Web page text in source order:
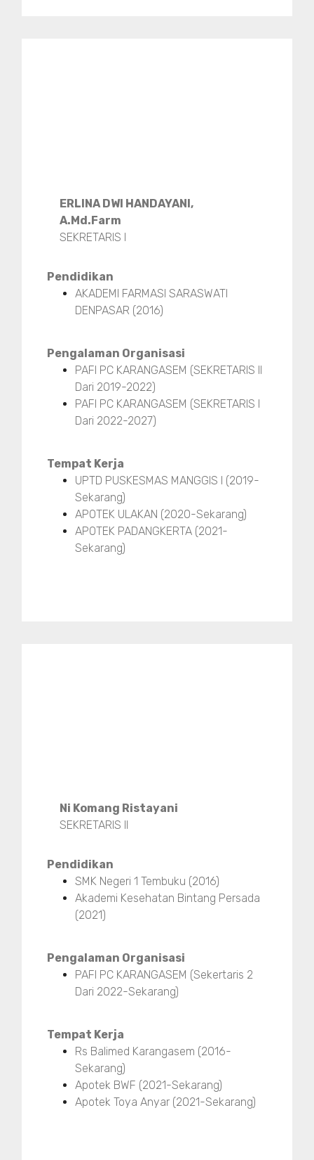
ERLINA DWI HANDAYANI,
A.Md.Farm
SEKRETARIS I
Pendidikan
AKADEMI FARMASI SARASWATI
DENPASAR (2016)
Pengalaman Organisasi
PAFI PC KARANGASEM (SEKRETARIS II
Dari 2019-2022)
PAFI PC KARANGASEM (SEKRETARIS I
Dari 2022-2027)
Tempat Kerja
UPTD PUSKESMAS MANGGIS I (2019-
Sekarang)
APOTEK ULAKAN (2020-Sekarang)
APOTEK PADANGKERTA (2021-
Sekarang)
Ni Komang Ristayani
SEKRETARIS II
Pendidikan
SMK Negeri 1 Tembuku (2016)
Akademi Kesehatan Bintang Persada
(2021)
Pengalaman Organisasi
PAFI PC KARANGASEM (Sekertaris 2
Dari 2022-Sekarang)
Tempat Kerja
Rs Balimed Karangasem (2016-
Sekarang)
Apotek BWF (2021-Sekarang)
Apotek Toya Anyar (2021-Sekarang)